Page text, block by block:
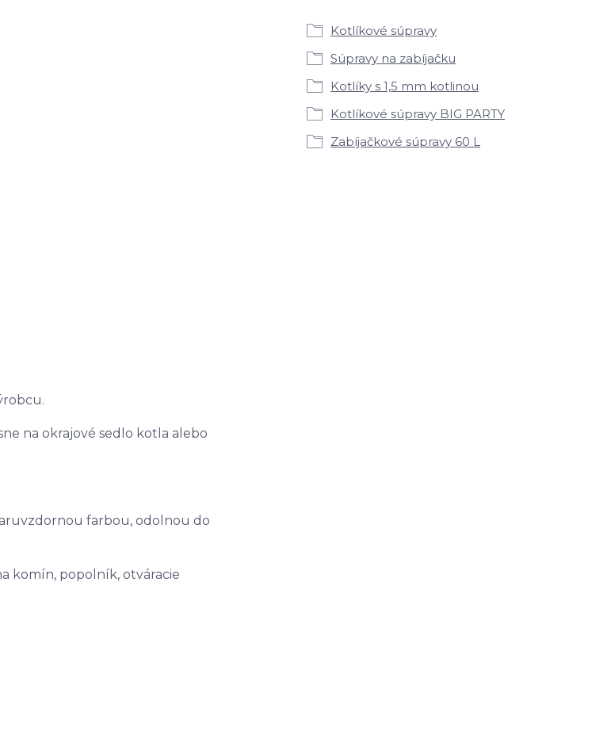
na okrajové sedlo kotla alebo
farbou, odolnou do
komín, popolník, otváracie
Kotlíkové súpravy
Súpravy na zabíjačku
Kotlíky s 1,5 mm kotlinou
Kotlíkové súpravy BIG PARTY
Zabíjačkové súpravy 60 L